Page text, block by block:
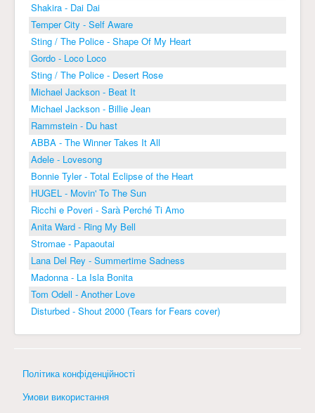
Shakira - Dai Dai
Temper City - Self Aware
Sting / The Police - Shape Of My Heart
Gordo - Loco Loco
Sting / The Police - Desert Rose
Michael Jackson - Beat It
Michael Jackson - Billie Jean
Rammstein - Du hast
ABBA - The Winner Takes It All
Adele - Lovesong
Bonnie Tyler - Total Eclipse of the Heart
HUGEL - Movin' To The Sun
Ricchi e Poveri - Sarà Perché Ti Amo
Anita Ward - Ring My Bell
Stromae - Papaoutai
Lana Del Rey - Summertime Sadness
Madonna - La Isla Bonita
Tom Odell - Another Love
Disturbed - Shout 2000 (Tears for Fears cover)
Політика конфіденційності
Умови використання